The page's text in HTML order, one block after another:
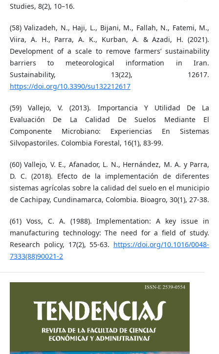
Studies, 8(2), 10–16.
(58) Valizadeh, N., Haji, L., Bijani, M., Fallah, N., Fatemi, M.,
Viira, A. H., Parra, A. K., Kurban, A. & Azadi, H. (2021).
Development of a scale to remove farmers’ sustainability
barriers to meteorological information in Iran.
Sustainability, 13(22), 12617.
https://doi.org/10.3390/su132212617
(59) Vallejo, V. (2013). Importancia Y Utilidad De La
Evaluación De La Calidad De Suelos Mediante El
Componente Microbiano: Experiencias En Sistemas
Silvopastoriles. Colombia Forestal, 16(1), 83-99.
(60) Vallejo, V. E., Afanador, L. N., Hernández, M. A. y Parra,
D. C. (2018). Efecto de la implementación de diferentes
sistemas agrícolas sobre la calidad del suelo en el municipio
de Cachipay, Cundinamarca, Colombia. Bioagro, 30(1), 27-38.
(61) Voss, C. A. (1988). Implementation: A key issue in
manufacturing technology: The need for a field of study.
Research policy, 17(2), 55-63. https://doi.org/10.1016/0048-
7333(88)90021-2